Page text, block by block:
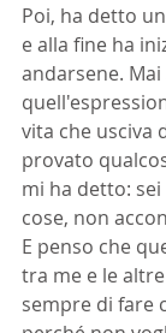
Poi, ha detto
e alla fine ha
andarsene.
vita che usciva
provato
mi ha detto:
cose, non
E penso che
tra me e le
sempre di fare